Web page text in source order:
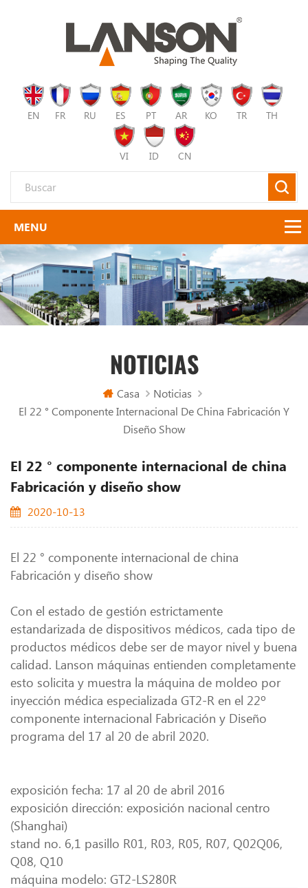
EN FR RU ES PT AR KO TR TH
VI ID CN
NOTICIAS
Casa
Noticias
El 22 ° Componente Internacional De China Fabricación Y
Diseño Show
El 22 ° componente internacional de china
Fabricación y diseño show
2020-10-13
El 22 ° componente internacional de china
Fabricación y diseño show
Con el estado de gestión estrictamente
estandarizada de dispositivos médicos, cada tipo de
productos médicos debe ser de mayor nivel y buena
calidad. Lanson máquinas entienden completamente
esto solicita y muestra la máquina de moldeo por
inyección médica especializada GT2-R en el 22º
componente internacional Fabricación y Diseño
programa del 17 al 20 de abril 2020.
exposición fecha: 17 al 20 de abril 2016
exposición dirección: exposición nacional centro
(Shanghai)
stand no. 6,1 pasillo R01, R03, R05, R07, Q02Q06,
Q08, Q10
máquina modelo: GT2-LS280R